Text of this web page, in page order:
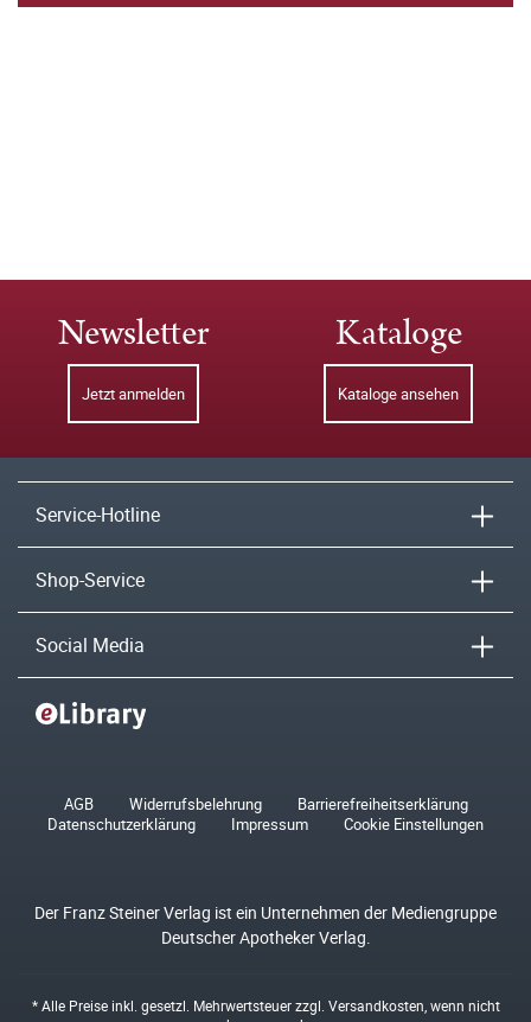
Newsletter
Jetzt anmelden
Kataloge
Kataloge ansehen
Service-Hotline
Shop-Service
Social Media
AGB Widerrufsbelehrung
Barrierefreiheitserklärung
Datenschutzerklärung
Impressum Cookie Einstellungen
Der Franz Steiner Verlag ist ein Unternehmen der Mediengruppe
Deutscher Apotheker Verlag.
* Alle Preise inkl. gesetzl. Mehrwertsteuer zzgl. Versandkosten , wenn nicht